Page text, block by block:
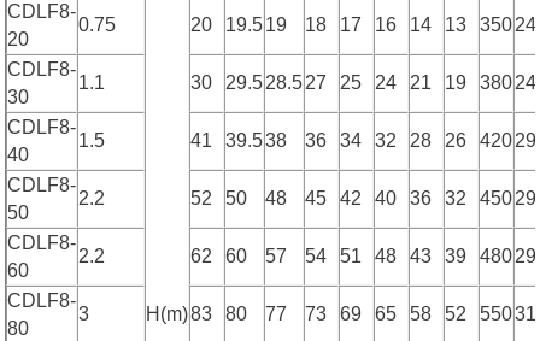
H(m)
CDLF8-
20
0.75 20 19.519 18 17 16 14 13 350
CDLF8-
30
1.1 30 29.528.527 25 24 21 19 380
CDLF8-
40
1.5 41 39.538 36 34 32 28 26 420
CDLF8-
50
2.2 52 50 48 45 42 40 36 32 450
CDLF8-
60
2.2 62 60 57 54 51 48 43 39 480
CDLF8-
80
3 83 80 77 73 69 65 58 52 550